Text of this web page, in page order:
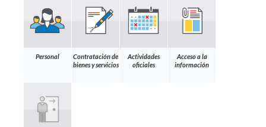
Personal
Contratación de
bienes y servicios
Actividades
oficiales
Acceso a la
información